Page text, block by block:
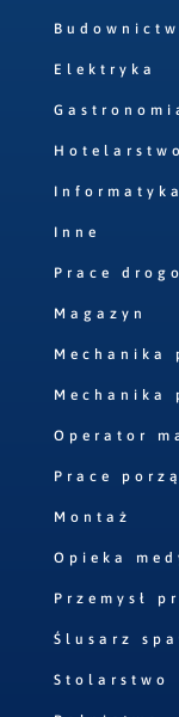
Elektryka
Hotelarstwo
Informatyka
Inne
Prace
Magazyn
Mechanika
Mechanika
Operator
Prace
Montaż
Opieka
Przemysł
Ślusarz
Stolarstwo